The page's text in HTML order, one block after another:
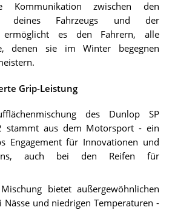
Kommunikation zwischen den
deines Fahrzeugs und der
ermöglicht es den Fahrern, alle
denen sie im Winter begegnen
Grip-Leistung
des Dunlop SP
stammt aus dem Motorsport - ein
Engagement für Innovationen und
auch bei den Reifen für
bietet außergewöhnlichen
Nässe und niedrigen Temperaturen -